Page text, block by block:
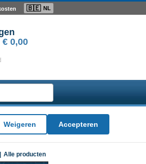
🇧🇪 NL
€ 0,00
Weigeren Accepteren
Alle producten